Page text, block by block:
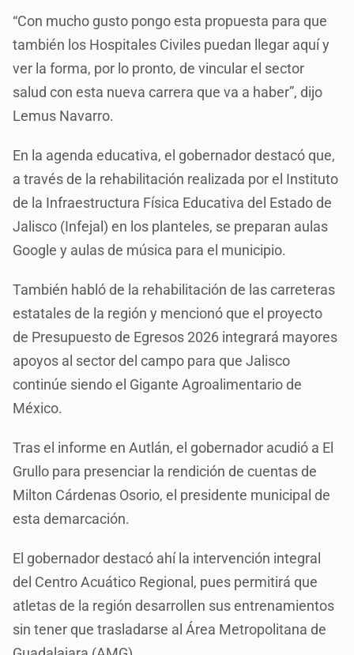
“Con mucho gusto pongo esta propuesta para que
también los Hospitales Civiles puedan llegar aquí y
ver la forma, por lo pronto, de vincular el sector
salud con esta nueva carrera que va a haber”, dijo
Lemus Navarro.
En la agenda educativa, el gobernador destacó que,
a través de la rehabilitación realizada por el Instituto
de la Infraestructura Física Educativa del Estado de
Jalisco (Infejal) en los planteles, se preparan aulas
Google y aulas de música para el municipio.
También habló de la rehabilitación de las carreteras
estatales de la región y mencionó que el proyecto
de Presupuesto de Egresos 2026 integrará mayores
apoyos al sector del campo para que Jalisco
continúe siendo el Gigante Agroalimentario de
México.
Tras el informe en Autlán, el gobernador acudió a El
Grullo para presenciar la rendición de cuentas de
Milton Cárdenas Osorio, el presidente municipal de
esta demarcación.
El gobernador destacó ahí la intervención integral
del Centro Acuático Regional, pues permitirá que
atletas de la región desarrollen sus entrenamientos
sin tener que trasladarse al Área Metropolitana de